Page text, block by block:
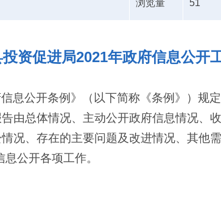
浏览量 51
资促进局2021年政府信息公开
息公开条例》（以下简称《条例》）规
由总体情况、主动公开政府信息情况、
况、存在的主要问题及改进情况、其他
公开各项工作。